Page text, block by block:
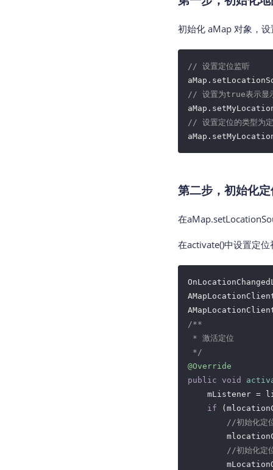
初始化 aMap 对象，
// 设置定位监听
// 设置为true表示显
// 设置定位的类型为定
第二步，初始化
在
在activate()中设置定
/**
* 激活定位
*/
@Override
public void
mListener =
if
//初始化定
//初始化定